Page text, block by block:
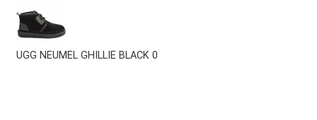
UGG NEUMEL GHILLIE BLACK 0